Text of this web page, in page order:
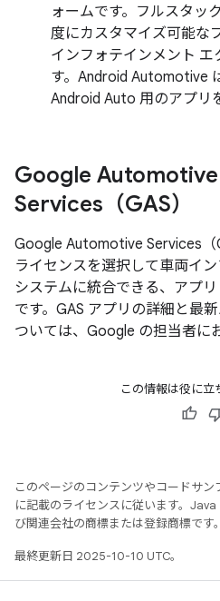
ォームです。フルスタッ
度にカスタマイズ可能な
インフォテインメント エ
す。Android Automotive
Android Auto 用のアプリ
Google Automotive
Services（GAS）
Google Automotive Services（
ライセンスを選択して車両イン
システムに統合できる、アプ
です。GAS アプリの詳細と最
ついては、Google の担当者に
この情報は役に立
このページのコンテンツやコードサン
に記載のライセンスに従います。
び関連会社の商標または登録商標です。
最終更新日 2025-10-10 UTC。